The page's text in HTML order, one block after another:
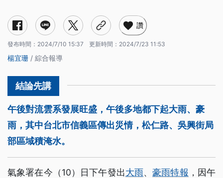
讚
發布時間： 2024/7/10 15:37 更新時間： 2024/7/23 11:53
楊宜珊 / 綜合報導
午後對流雲系發展旺盛，午後多地都下起大雨、豪
雨，其中台北市信義區傳出災情，松仁路、吳興街局
部區域積淹水。
氣象署在今（10）日下午發出大雨、豪雨特報 ，因午